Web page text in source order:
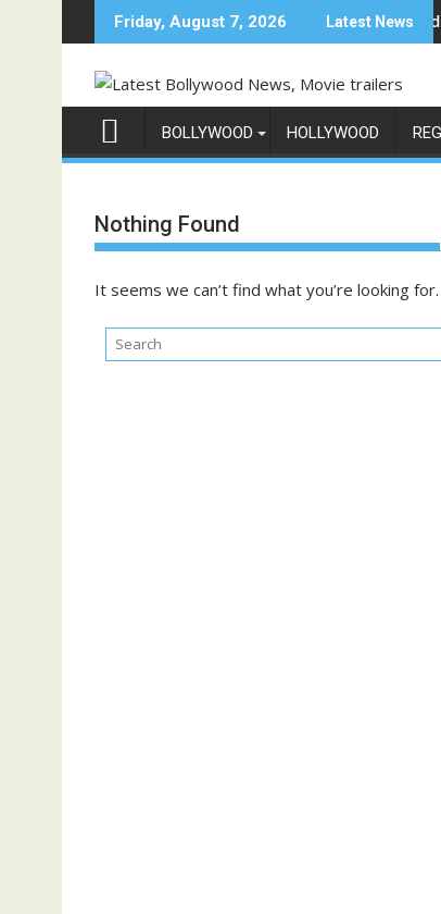
to
Friday, August 7, 2026 Latest News
के टॉप 1%', 5 सितंबर से स्टार प्लस और जियोहॉटस्टार पर होगा प्रीमियर
Sun Neo Announces Raajnanndini: A
BOLLYWOOD HOLLYWOOD
Nothing Found
It seems we can’t find what you’re looking